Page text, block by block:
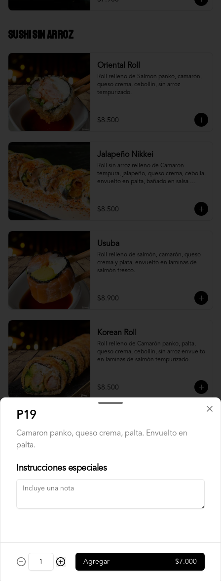
Sushi Sin Arroz
Oriental Roll
Roll relleno de Salmon panko, camarón,
queso crema, cebollín, sin arroz
tempurizado.
$8.500
Jalapeño Nikkei
Roll sin arroz relleno de Camaron
tempura, jalapeño, queso crema, cebolla,
envuelto en palta, bañado en salsa
$8.500
Usuba
Roll relleno de salmón, camarón, queso
crema y plata, envuelto en laminas de
salmón fresco.
$8.900
Korean Roll
Roll relleno de Camarón panko, palta,
queso crema, cebollín, sin arroz envuelto
en laminas de salmón tempurizado.
$8.500
Roll relleno de Pollo apanado , queso
Nori Champ Roll
$7.900
P19
Camaron panko, queso crema, palta. Envuelto en
palta.
Instrucciones especiales
Agregar $7.000